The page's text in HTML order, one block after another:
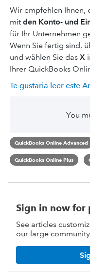
Wir empfehlen Ihnen,
mit den Konto- und
für Ihr Unternehmen
Wenn Sie fertig sind,
und wählen Sie das X
Ihrer QuickBooks
Te gustaria leer este
You
QuickBooks Online Advanced
QuickBooks Online Plus
Sign in now for
See articles
our large